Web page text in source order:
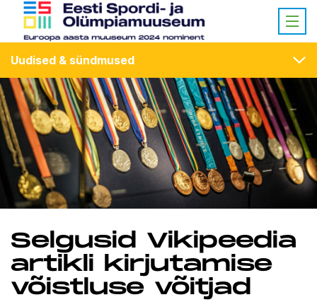
Uudised & sündmused
Selgusid Vikipeedia
artikli kirjutamise
võistluse võitjad